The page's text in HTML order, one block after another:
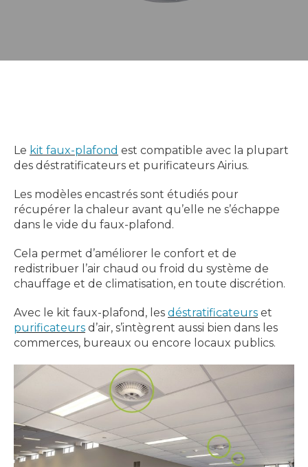
Le kit faux-plafond est compatible avec la plupart
des déstratificateurs et purificateurs Airius.
Les modèles encastrés sont étudiés pour
récupérer la chaleur avant qu’elle ne s’échappe
dans le vide du faux-plafond.
Cela permet d’améliorer le confort et de
redistribuer l’air chaud ou froid du système de
chauffage et de climatisation, en toute discrétion.
Avec le kit faux-plafond, les déstratificateurs et
purificateurs d’air, s’intègrent aussi bien dans les
commerces, bureaux ou encore locaux publics.